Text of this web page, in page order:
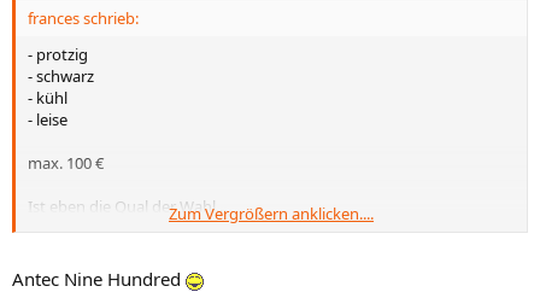
frances schrieb:
- protzig
- schwarz
- kühl
- leise
max. 100 €
Ist eben die Qual der Wahl...
Es muss eben einfach GEIL aussehn.
Zum Vergrößern anklicken....
Antec Nine Hundred